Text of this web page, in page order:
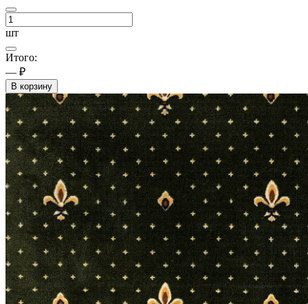
шт
Итого:
— ₽
В корзину